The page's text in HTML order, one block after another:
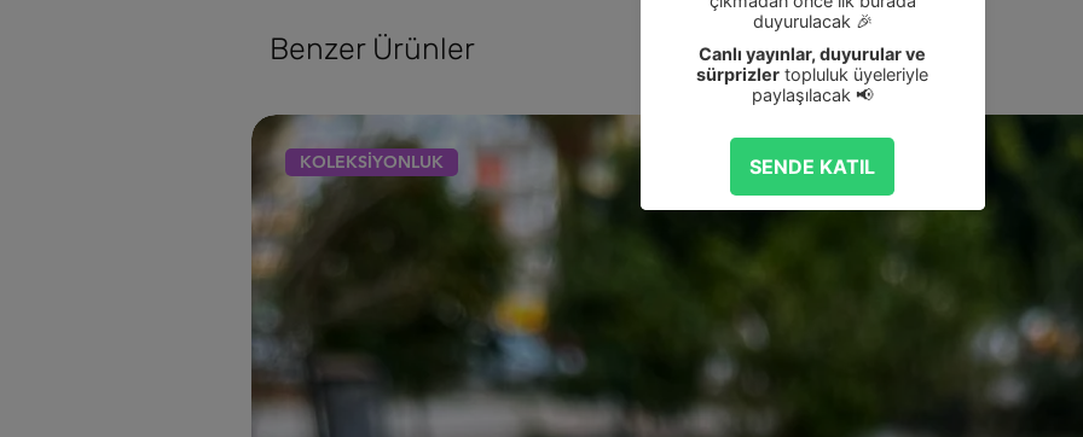
Benzer Ürünler
KOLEKSİYONLUK